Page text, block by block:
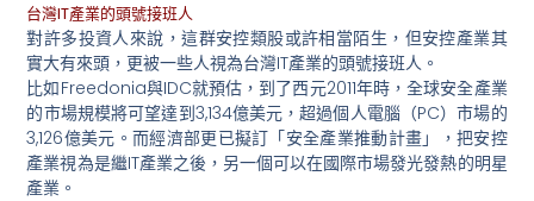
台灣IT產業的頭號接班人
對許多投資人來說，這群安控類股或許相當陌生，但安控產業其
實大有來頭，更被一些人視為台灣IT產業的頭號接班人。
比如Freedonia與IDC就預估，到了西元2011年時，全球安全產業
的市場規模將可望達到3,134億美元，超過個人電腦（PC）市場的
3,126億美元。而經濟部更已擬訂「安全產業推動計畫」，把安控
產業視為是繼IT產業之後，另一個可以在國際市場發光發熱的明星
產業。